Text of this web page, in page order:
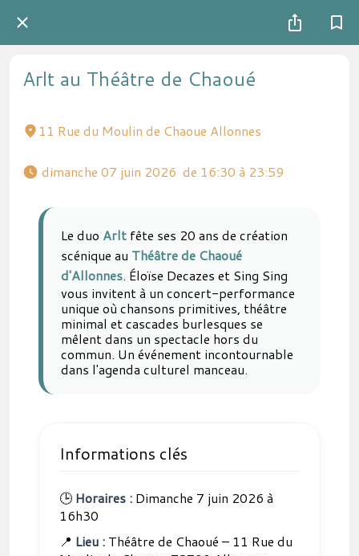
Arlt au Théâtre de Chaoué
11 Rue du Moulin de Chaoue Allonnes
dimanche 07 juin 2026  de 16:30 à 23:59
Le duo Arlt fête ses 20 ans de création
scénique au Théâtre de Chaoué
d'Allonnes. Éloïse Decazes et Sing Sing
vous invitent à un concert-performance
unique où chansons primitives, théâtre
minimal et cascades burlesques se
mêlent dans un spectacle hors du
commun. Un événement incontournable
dans l'agenda culturel manceau.
Informations clés
🕒 Horaires : Dimanche 7 juin 2026 à
16h30
📍 Lieu : Théâtre de Chaoué – 11 Rue du